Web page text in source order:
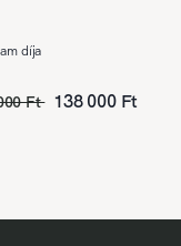
díja
Ft 138 000 Ft